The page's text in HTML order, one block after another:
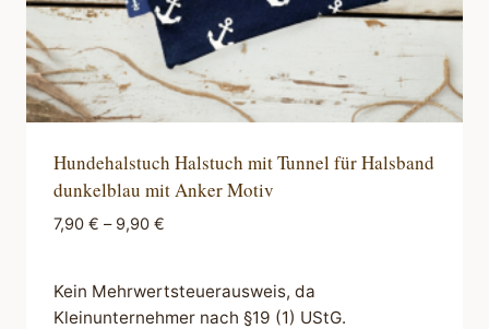
werden
Hundehalstuch Halstuch mit Tunnel für Halsband
dunkelblau mit Anker Motiv
7,90 € – 9,90 €
Kein Mehrwertsteuerausweis, da
Kleinunternehmer nach §19 (1) UStG.